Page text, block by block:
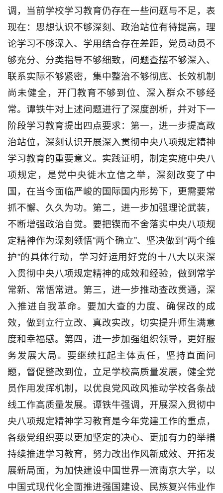
调，当前学校学习教育仍存在一些问题与不足，表
现在：思想认识不够深刻、政治站位有待提高，理
论学习不够深入、学用结合存在差距，党员动员不
够充分、分类指导不够细致，问题查摆不够深入、
联系实际不够紧密，集中整治不够彻底、长效机制
尚未健全，开门教育不够到位、深入群众不够经
常。谭铁牛对上述问题进行了深度剖析，并对下一
阶段学习教育提出四点要求：第一，进一步提高政
治站位，深刻认识开展深入贯彻中央八项规定精神
学习教育的重要意义。实践证明，制定实施中央八
项规定，是党中央徙木立信之举，深刻改变了中
国，在当今面临严峻的国际国内形势下，更需要常
抓不懈、久久为功。第二，进一步加强理论武装，
不断增强政治自觉。要把锲而不舍落实中央八项规
定精神作为深刻领悟“两个确立”、坚决做到“两个维
护”的具体行动，学习好运用好党的十八大以来深
入贯彻中央八项规定精神的成效和经验，做到常学
常新、常悟常进。第三，进一步推动查改贯通，深
入推进自我革命。要加大查的力度、确保改的成
效，做到立行立改、真改实改，切实提升师生满意
度和幸福感。第四，进一步加强组织领导，更好服
务发展大局。要继续扛起主体责任，坚持直面问
题，督促整改到位，立足学校高质量发展，健全党
员作用发挥机制，以优良党风政风推动学校各条战
线工作高质量发展。谭铁牛强调，开展深入贯彻中
央八项规定精神学习教育是今年党建工作的重点，
各级党组织要以更加坚定的决心、更加有力的举措
持续推进学习教育，努力改出作风新成效、开拓发
展新局面，为加快建设中国世界一流南京大学，以
中国式现代化全面推进强国建设、民族复兴伟业作